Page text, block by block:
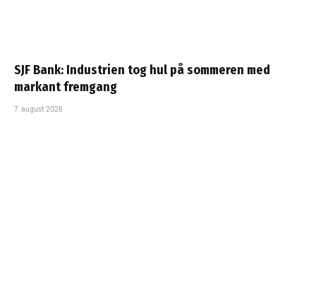
SJF Bank: Industrien tog hul på sommeren med
markant fremgang
7. august 2026